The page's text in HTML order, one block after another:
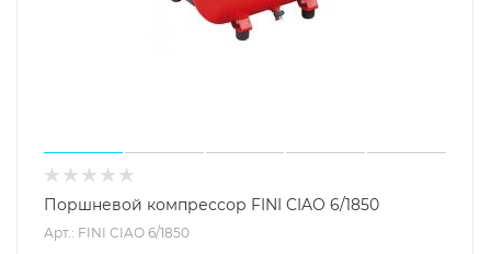
Поршневой компрессор FINI CIAO 6/1850
Арт.: FINI CIAO 6/1850